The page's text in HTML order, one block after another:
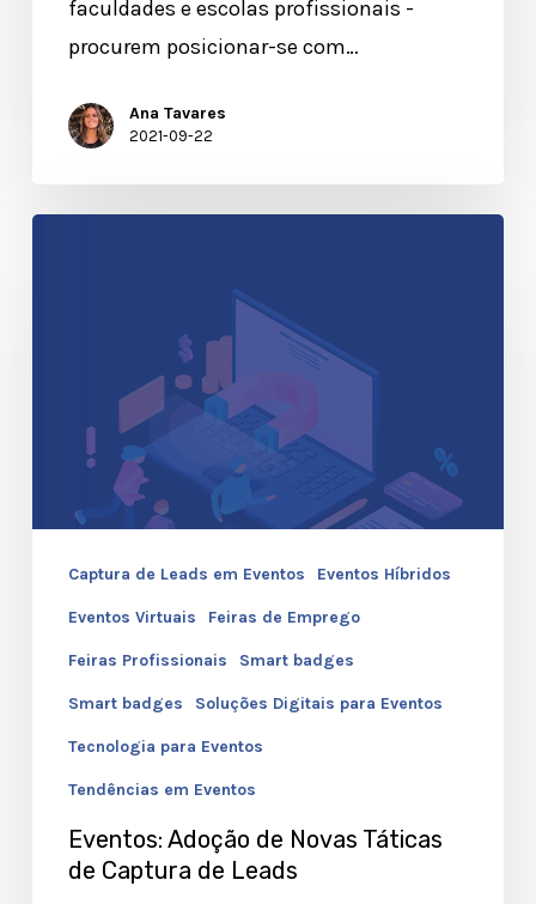
faculdades e escolas profissionais -
procurem posicionar-se com…
Ana Tavares
2021-09-22
Captura
Captura de Leads em Eventos Eventos Híbridos
Eventos Virtuais Feiras de Emprego
Feiras Profissionais Smart badges
Smart badges Soluções Digitais para Eventos
Tecnologia para Eventos
Tendências em Eventos
Eventos: Adoção de Novas Táticas
de Captura de Leads